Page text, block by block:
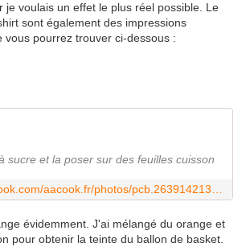
je voulais un effet le plus réel possible. Le
sont également des impressions
vous pourrez trouver ci-dessous :
sucre et la poser sur des feuilles cuisson
évidemment. J'ai mélangé du orange et
pour obtenir la teinte du ballon de basket.